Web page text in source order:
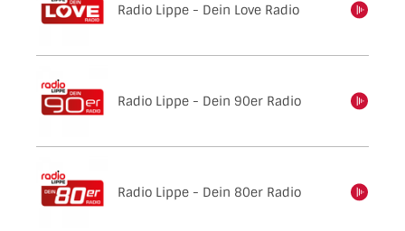
Radio Lippe - Dein Love Radio
einschalten
Radio Lippe - Dein 90er Radio
einschalten
Radio Lippe - Dein 80er Radio
einschalten